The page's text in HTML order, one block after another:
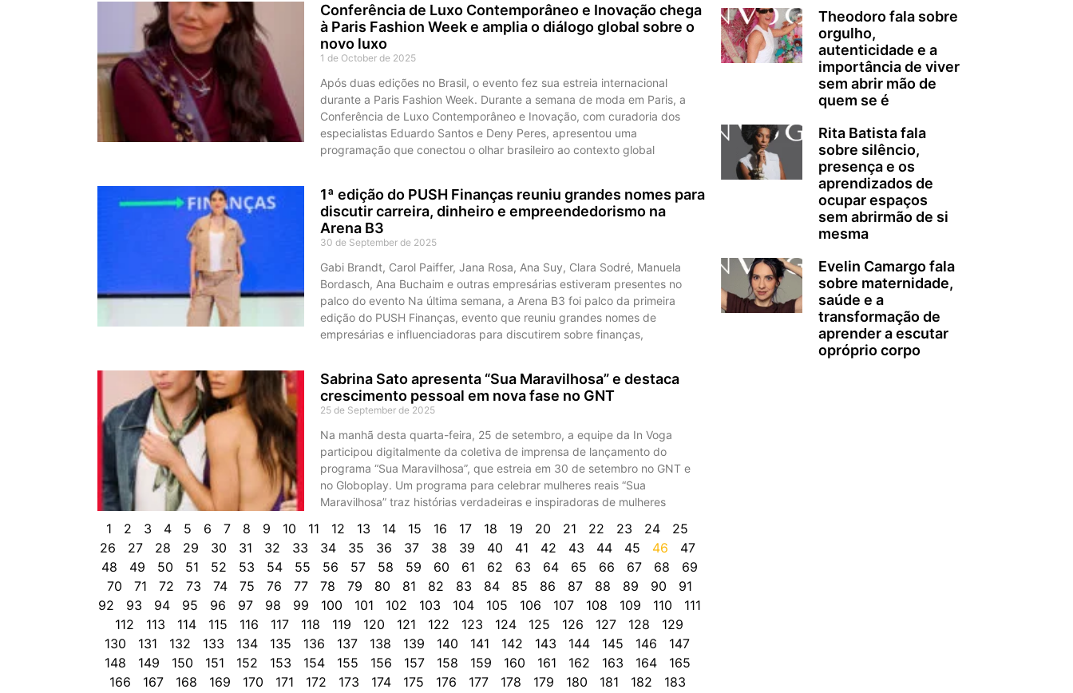
Conferência de Luxo Contemporâneo e Inovação chega
à Paris Fashion Week e amplia o diálogo global sobre o
novo luxo
1 de October de 2025
Após duas edições no Brasil, o evento fez sua estreia internacional
durante a Paris Fashion Week. Durante a semana de moda em Paris, a
Conferência de Luxo Contemporâneo e Inovação, com curadoria dos
especialistas Eduardo Santos e Deny Peres, apresentou uma
programação que conectou o olhar brasileiro ao contexto global
1ª edição do PUSH Finanças reuniu grandes nomes para
discutir carreira, dinheiro e empreendedorismo na
Arena B3
30 de September de 2025
Gabi Brandt, Carol Paiffer, Jana Rosa, Ana Suy, Clara Sodré, Manuela
Bordasch, Ana Buchaim e outras empresárias estiveram presentes no
palco do evento Na última semana, a Arena B3 foi palco da primeira
edição do PUSH Finanças, evento que reuniu grandes nomes de
empresárias e influenciadoras para discutirem sobre finanças,
Sabrina Sato apresenta “Sua Maravilhosa” e destaca
crescimento pessoal em nova fase no GNT
25 de September de 2025
Na manhã desta quarta-feira, 25 de setembro, a equipe da In Voga
participou digitalmente da coletiva de imprensa de lançamento do
programa “Sua Maravilhosa”, que estreia em 30 de setembro no GNT e
no Globoplay. Um programa para celebrar mulheres reais “Sua
Maravilhosa” traz histórias verdadeiras e inspiradoras de mulheres
1 2 3 4 5 6 7 8 9 10 11 12 13 14 15 16 17 18 19 20 21 22 23 24
25
26
27 28 29 30 31 32 33 34 35 36 37 38 39 40 41 42 43 44 45 46
47
48
49 50 51 52 53 54 55 56 57 58 59 60 61 62 63 64 65 66 67 68
69
70
71 72 73 74 75 76 77 78 79 80 81 82 83 84 85 86 87 88 89 90
91
92
93 94 95 96 97 98 99 100 101 102 103 104 105 106 107 108 109 110
111
112
113 114 115 116 117 118 119 120 121 122 123 124 125 126 127 128
129
130
131 132 133 134 135 136 137 138 139 140 141 142 143 144 145 146
147
148
149 150 151 152 153 154 155 156 157 158 159 160 161 162 163 164
165
166
167 168 169 170 171 172 173 174 175 176 177 178 179 180 181 182
183
Theodoro fala sobre
orgulho,
autenticidade e a
importância de viver
sem abrir mão de
quem se é
Rita Batista fala
sobre silêncio,
presença e os
aprendizados de
ocupar espaços
sem abrirmão de si
mesma
Evelin Camargo fala
sobre maternidade,
saúde e a
transformação de
aprender a escutar
opróprio corpo